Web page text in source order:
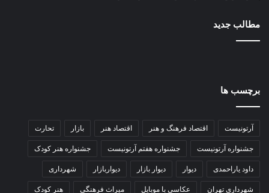
مطالب جدید
برچسب ها
آرتونیست اقتصاد فرهنگ و هنر اقتصاد هنر بازار تحارت
جشنواره آرتونیست جشنواره هفتم آرتونیست جشنواره هنر کودک
داود یاراحمدی دیوار دیوار بازار دیواربازار شهرداری
شهرداری تهران عکاسی با موبایل میراث فرهنگی هنر کودک